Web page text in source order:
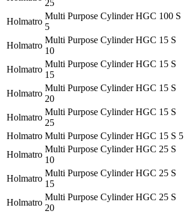
25
Holmatro
Multi Purpose Cylinder HGC 100 S
5
Holmatro
Multi Purpose Cylinder HGC 15 S
10
Holmatro
Multi Purpose Cylinder HGC 15 S
15
Holmatro
Multi Purpose Cylinder HGC 15 S
20
Holmatro
Multi Purpose Cylinder HGC 15 S
25
Holmatro Multi Purpose Cylinder HGC 15 S 5
Holmatro
Multi Purpose Cylinder HGC 25 S
10
Holmatro
Multi Purpose Cylinder HGC 25 S
15
Holmatro
Multi Purpose Cylinder HGC 25 S
20